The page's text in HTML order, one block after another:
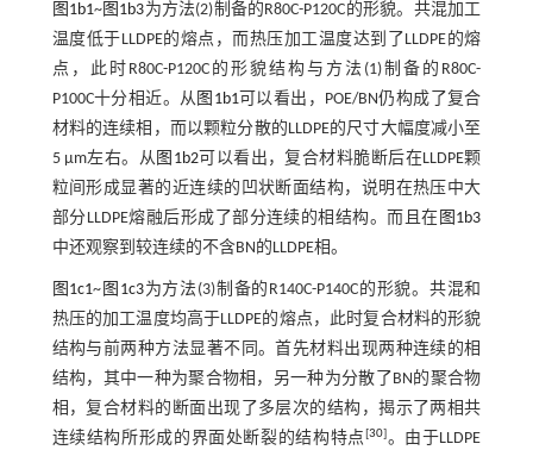
图1b1~图1b3为方法(2)制备的R80C-P120C的形貌。共混加工
温度低于LLDPE的熔点，而热压加工温度达到了LLDPE的熔
点，此时R80C-P120C的形貌结构与方法(1)制备的R80C-
P100C十分相近。从图1b1可以看出，POE/BN仍构成了复合
材料的连续相，而以颗粒分散的LLDPE的尺寸大幅度减小至
5 μm左右。从图1b2可以看出，复合材料脆断后在LLDPE颗
粒间形成显著的近连续的凹状断面结构，说明在热压中大
部分LLDPE熔融后形成了部分连续的相结构。而且在 图1b3
中还观察到较连续的不含BN的LLDPE相。
图1c1~ 图1c3为方法(3)制备的R140C-P140C的形貌。共混和
热压的加工温度均高于LLDPE的熔点，此时复合材料的形貌
结构与前两种方法显著不同。首先材料出现两种连续的相
结构，其中一种为聚合物相，另一种为分散了BN的聚合物
相，复合材料的断面出现了多层次的结构，揭示了两相共
连续结构所形成的界面处断裂的结构特点 [30]。由于LLDPE